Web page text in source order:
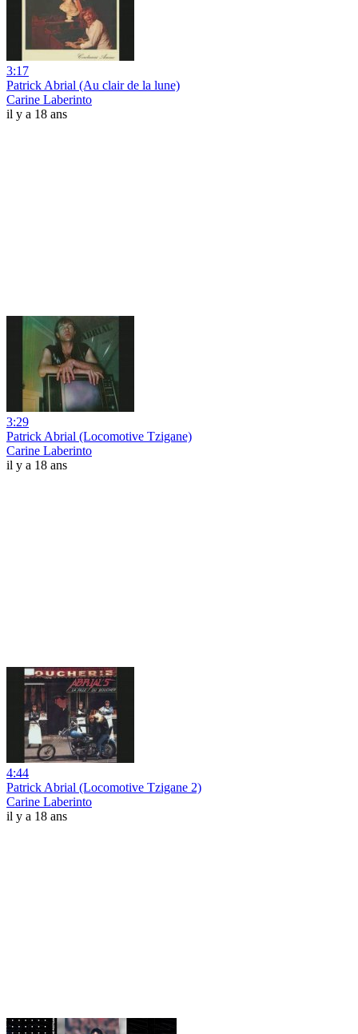
3:17
Patrick Abrial (Au clair de la lune)
Carine Laberinto
il y a 18 ans
3:29
Patrick Abrial (Locomotive Tzigane)
Carine Laberinto
il y a 18 ans
4:44
Patrick Abrial (Locomotive Tzigane 2)
Carine Laberinto
il y a 18 ans